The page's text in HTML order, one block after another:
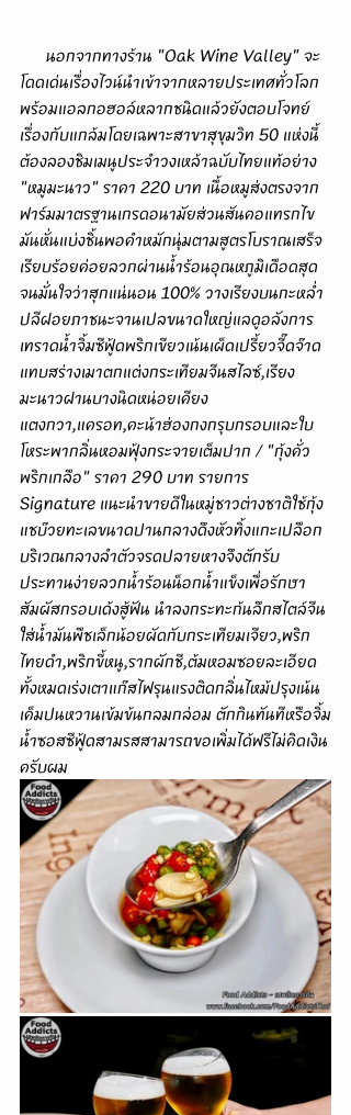
โดดเด่นเรื่องไวน์นำเข้าจากหลายประเทศทั่วโลก
พร้อมแอลกอฮอล์หลากชนิดแล้วยังตอบโจทย์
เรื่องกับแกล้มโดยเฉพาะสาขาสุขุมวิท 50 แห่งนี้
ต้องลองชิมเมนูประจำวงเหล้าฉบับไทยแท้อย่าง
"หมูมะนาว" ราคา 220 บาท เนื้อหมูส่งตรงจาก
ฟาร์มมาตรฐานเกรดอนามัยส่วนสันคอแทรกไข
มันหั่นแบ่งชิ้นพอคำหมักนุ่มตามสูตรโบราณเสร็จ
เรียบร้อยค่อยลวกผ่านน้ำร้อนอุณหภูมิเดือดสุด
จนมั่นใจว่าสุกแน่นอน 100% วางเรียงบนกะหล่ำ
ปลีฝอยภาชนะจานเปลขนาดใหญ่แลดูอลังการ
เทราดน้ำจิ้มซีฟู้ดพริกเขียวเน้นเผ็ดเปรี้ยวจี๊ดจ๊าด
แทบสร่างเมาตกแต่งกระเทียมจีนสไลซ์,เรียง
มะนาวฝานบางนิดหน่อยเคียง
แตงกวา,แครอท,คะน้าฮ่องกงกรุบกรอบและใบ
โหระพากลิ่นหอมฟุ้งกระจายเต็มปาก / "กุ้งคั่ว
พริกเกลือ" ราคา 290 บาท รายการ
Signature แนะนำขายดีในหมู่ชาวต่างชาติใช้กุ้ง
แชบ๊วยทะเลขนาดปานกลางดึงหัวทิ้งแกะเปลือก
บริเวณกลางลำตัวจรดปลายหางจึงตักรับ
ประทานง่ายลวกน้ำร้อนน็อกน้ำแข็งเพื่อรักษา
สัมผัสกรอบเด้งสู้ฟัน นำลงกระทะก้นลึกสไตล์จีน
ใส่น้ำมันพืชเล็กน้อยผัดกับกระเทียมเจียว,พริก
ไทยดำ,พริกขี้หนู,รากผักชี,ต้มหอมซอยละเอียด
ทั้งหมดเร่งเตาแก๊สไฟรุนแรงติดกลิ่นไหม้ปรุงเน้น
เค็มปนหวานเข้มข้นกลมกล่อม ตักกินทันทีหรือจิ้ม
น้ำซอสซีฟู้ดสามรสสามารถขอเพิ่มได้ฟรีไม่คิดเงิน
ครับผม